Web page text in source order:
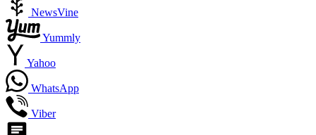
NewsVine
Yummly
Yahoo
WhatsApp
Viber